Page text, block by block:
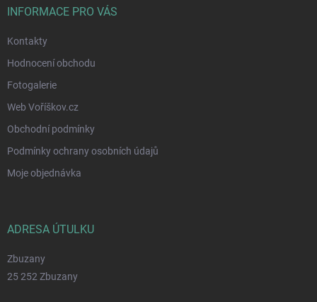
INFORMACE PRO VÁS
Kontakty
Hodnocení obchodu
Fotogalerie
Web Voříškov.cz
Obchodní podmínky
Podmínky ochrany osobních údajů
Moje objednávka
ADRESA ÚTULKU
Zbuzany
25 252 Zbuzany